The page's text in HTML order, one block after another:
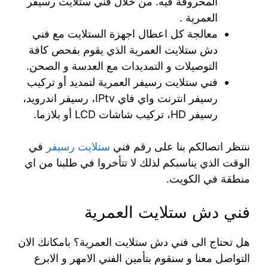
العمرية .
معالجة كل اعطال اجهزة الستلايت مع فني
دش ستلايت العمرية الذي يقوم بفحص كافة
التوصيلات و التمديدات مع العدسة و الصحن.
فني ستلايت رسيفر العمرية لتمديد أو تركيب
رسيفر انترنت واي فاي IPtv، رسيفر اندرويد،
رسيفر HD، تركيب شاشات LCD أو بلازما.
ننتظر اتصالكم بنا على رقم فني ستلايت رسيفر في
الوقت الذي يناسبكم لذلك لا تتأخروا في طلبنا من اي
منطقة في الكويت.
فني دش ستلايت العمرية
هل تحتاج الى فني دش ستلايت العمرية؟ بامكانك الان
التواصل معنا و سنقوم بتأمين الفني الامهر و الابرع